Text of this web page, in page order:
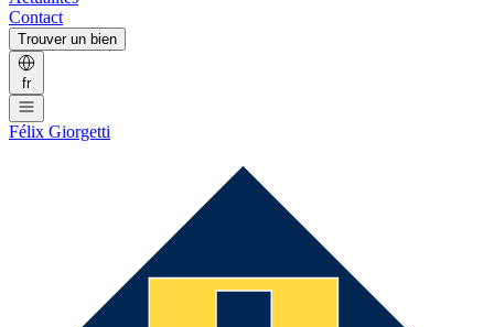
Contact
Trouver un bien
fr
Félix Giorgetti